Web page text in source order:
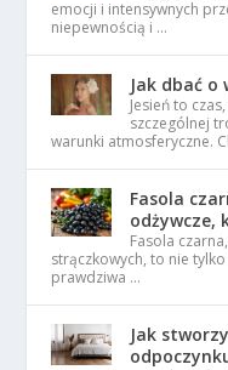
emocji i intensywnych
niepewnością i …
Jak dbać o
Jesień to
szczególnej
warunki atmosferyczne.
Fasola
odżywcze,
Fasola
strączkowych, to nie
prawdziwa …
Jak